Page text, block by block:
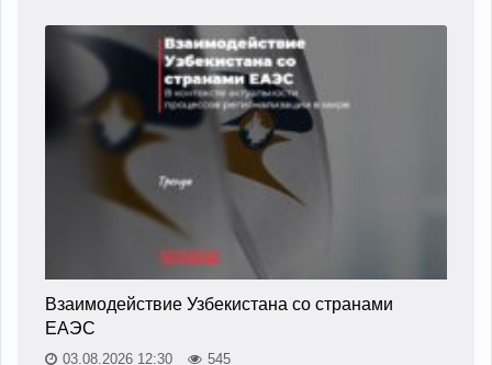
Взаимодействие Узбекистана со странами
ЕАЭС
03.08.2026 12:30 545